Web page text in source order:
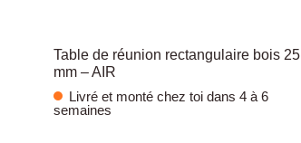
Table de réunion rectangulaire bois 25
mm – AIR
Livré et monté chez toi dans 4 à 6
semaines